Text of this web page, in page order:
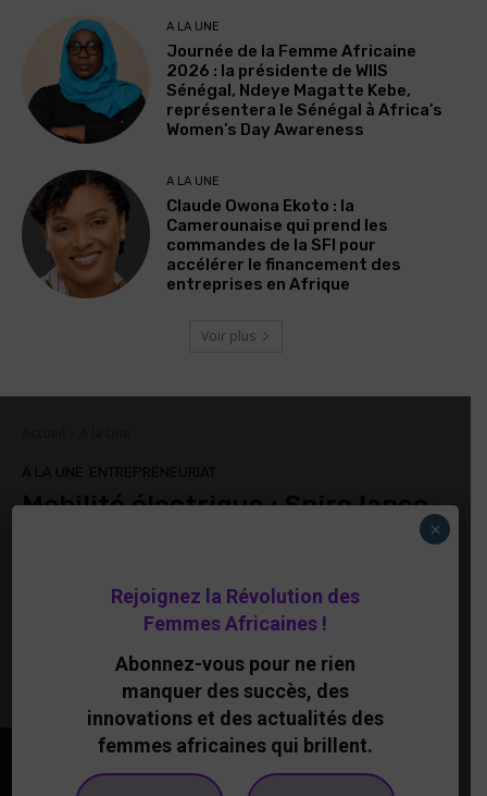
A LA UNE
Journée de la Femme Africaine
2026 : la présidente de WIIS
Sénégal, Ndeye Magatte Kebe,
représentera le Sénégal à Africa’s
Women’s Day Awareness
A LA UNE
Claude Owona Ekoto : la
Camerounaise qui prend les
commandes de la SFI pour
accélérer le financement des
entreprises en Afrique
Voir plus